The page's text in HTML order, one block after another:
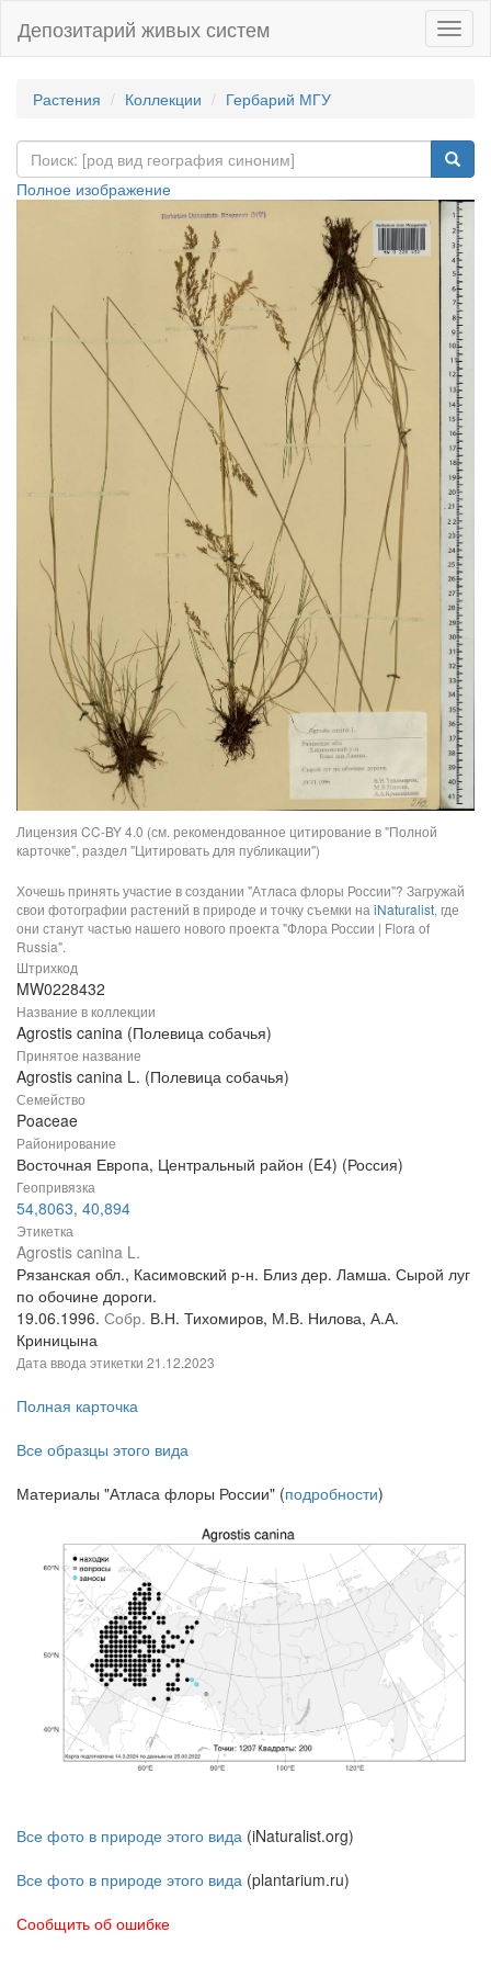
Депозитарий живых систем
Растения Коллекции Гербарий МГУ
Полное изображение
Лицензия CC-BY 4.0 (см. рекомендованное цитирование в "Полной
карточке", раздел "Цитировать для публикации")
Хочешь принять участие в создании "Атласа флоры России"? Загружай
свои фотографии растений в природе и точку съемки на iNaturalist, где
они станут частью нашего нового проекта "Флора России | Flora of
Russia".
Штрихкод
MW0228432
Название в коллекции
Agrostis canina (Полевица собачья)
Принятое название
Agrostis canina L. (Полевица собачья)
Семейство
Poaceae
Районирование
Восточная Европа, Центральный район (E4) (Россия)
Геопривязка
54,8063, 40,894
Этикетка
Agrostis canina L.
Рязанская обл., Касимовский р-н. Близ дер. Ламша. Сырой луг
по обочине дороги.
19.06.1996. Собр. В.Н. Тихомиров, М.В. Нилова, А.А.
Криницына
Дата ввода этикетки 21.12.2023
Полная карточка
Все образцы этого вида
Материалы "Атласа флоры России" (подробности)
Все фото в природе этого вида (iNaturalist.org)
Все фото в природе этого вида (plantarium.ru)
Сообщить об ошибке